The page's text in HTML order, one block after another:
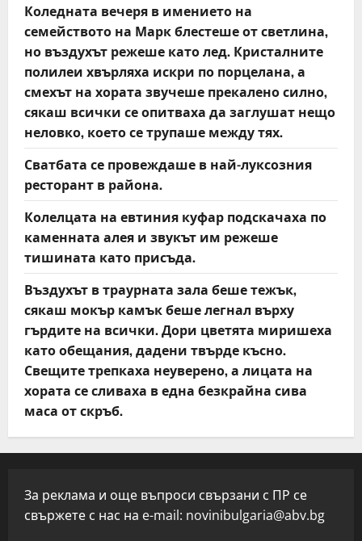
Коледната вечеря в имението на
семейството на Марк блестеше от светлина,
но въздухът режеше като лед. Кристалните
полилеи хвърляха искри по порцелана, а
смехът на хората звучеше прекалено силно,
сякаш всички се опитваха да заглушат нещо
неловко, което се трупаше между тях.
Сватбата се провеждаше в най-луксозния
ресторант в района.
Колелцата на евтиния куфар подскачаха по
каменната алея и звукът им режеше
тишината като присъда.
Въздухът в траурната зала беше тежък,
сякаш мокър камък беше легнал върху
гърдите на всички. Дори цветята миришеха
като обещания, дадени твърде късно.
Свещите трепкаха неуверено, а лицата на
хората се сливаха в една безкрайна сива
маса от скръб.
За реклама и още въпроси свързани с ПР се
свържете с нас на e-mail: novinibulgaria@abv.bg